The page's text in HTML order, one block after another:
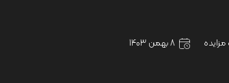
8 بهمن 1403